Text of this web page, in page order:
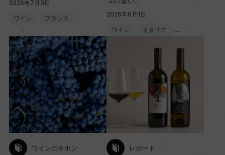
2026年7月9日
ワイン フランス …
2026年6月1日
ワイン イタリア …
ワインのキホン レポート